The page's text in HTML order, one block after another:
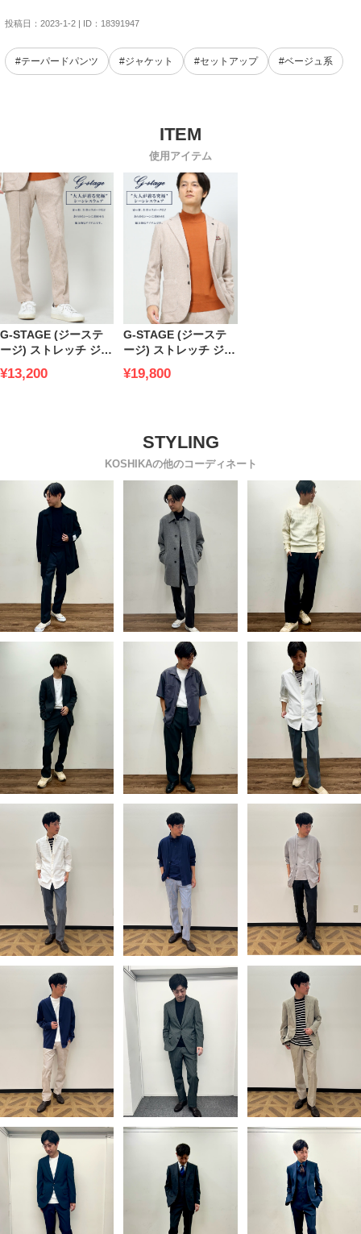
投稿日：2023-1-2 | ID：18391947
#テーパードパンツ #ジャケット #セットアップ #ベージュ系
使用アイテム
G-STAGE (ジーステ
ージ) ストレッチ ジャ
パンツ
¥13,200
G-STAGE (ジーステ
ージ) ストレッチ ジャ
シングル ジャケット
¥19,800
KOSHIKAの他のコーディネート